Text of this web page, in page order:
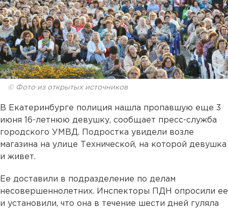
© Фото из открытых источников
В Екатеринбурге полиция нашла пропавшую еще 3
июня 16-летнюю девушку, сообщает пресс-служба
городского УМВД. Подростка увидели возле
магазина на улице Технической, на которой девушка
и живет.
Ее доставили в подразделение по делам
несовершеннолетних. Инспекторы ПДН опросили ее
и установили, что она в течение шести дней гуляла